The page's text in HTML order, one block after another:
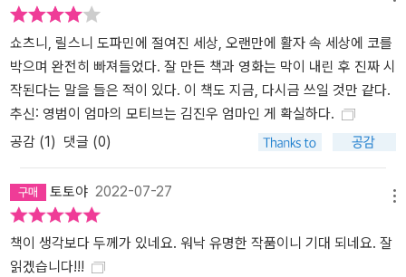
쇼츠니, 릴스니 도파민에 절여진 세상, 오랜만에 활자 속 세상에 코를
박으며 완전히 빠져들었다. 잘 만든 책과 영화는 막이 내린 후 진짜 시
작된다는 말을 들은 적이 있다. 이 책도 지금, 다시금 쓰일 것만 같다.
추신: 영범이 엄마의 모티브는 김진우 엄마인 게 확실하다.
공감 (1) 댓글 (0)
토토야 2022-07-27
책이 생각보다 두께가 있네요. 워낙 유명한 작품이니 기대 되네요. 잘
읽겠습니다!!!